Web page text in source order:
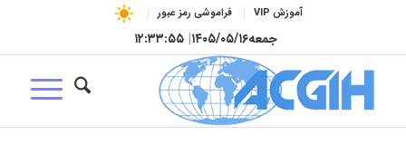
آموزش VIP فراموشی رمز عبور
جمعه۱۴۰۵/۰۵/۱۶| ۱۲:۳۳:۵۵